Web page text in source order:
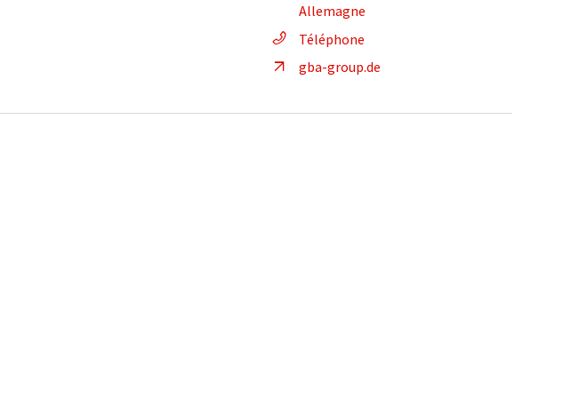
Allemagne
Téléphone
gba-group.de